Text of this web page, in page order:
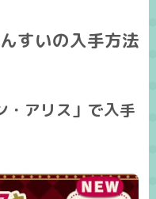
すいの入手方法
・アリス」で入手